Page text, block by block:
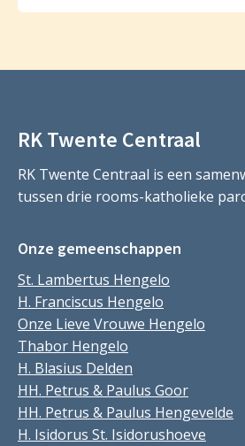
RK Twente Centraal
RK Twente Centraal is een
tussen drie rooms-katholieke
Onze gemeenschappen
St. Lambertus Hengelo
H. Franciscus Hengelo
Onze Lieve Vrouwe Hengelo
Thabor Hengelo
H. Blasius Delden
HH. Petrus & Paulus Goor
HH. Petrus & Paulus Hengevelde
H. Isidorus St. Isidorushoeve